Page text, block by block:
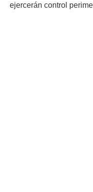
ejercerán control